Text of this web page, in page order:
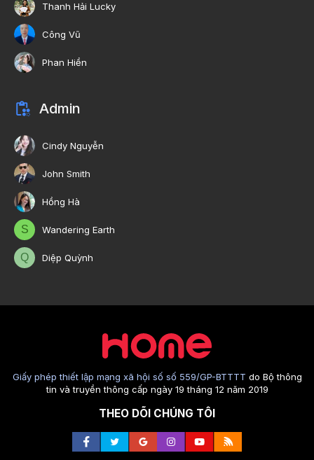
Thanh Hải Lucky
Công Vũ
Phan Hiền
Admin
Cindy Nguyễn
John Smith
Hồng Hà
S Wandering Earth
Q Diệp Quỳnh
Giấy phép thiết lập mạng xã hội số số 559/GP-BTTTT do Bộ thông
tin và truyền thông cấp ngày 19 tháng 12 năm 2019
THEO DÕI CHÚNG TÔI